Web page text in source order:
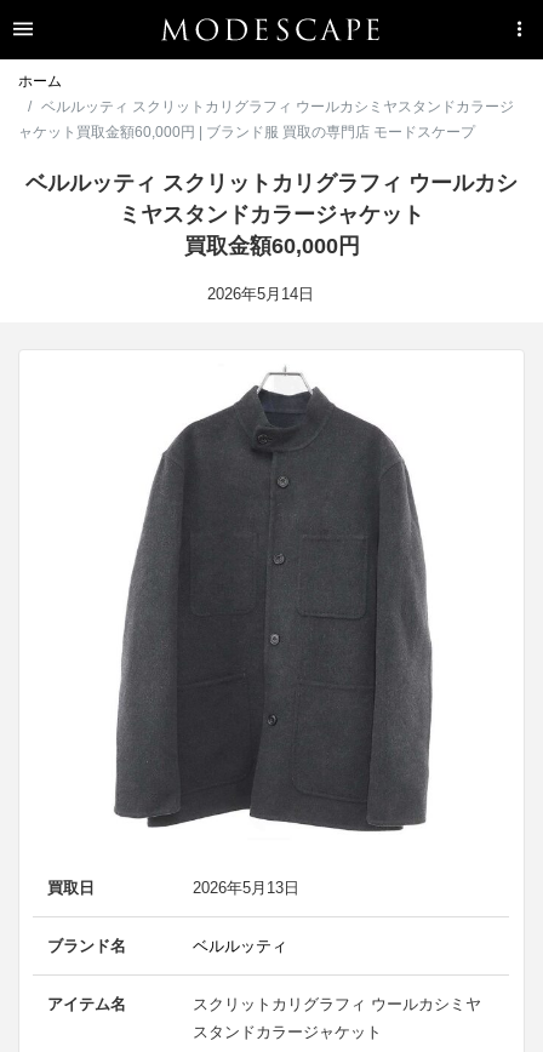
ホーム
ベルルッティ スクリットカリグラフィ ウールカシミヤスタンドカラージ
ャケット買取金額60,000円 | ブランド服 買取の専門店 モードスケープ
ベルルッティ スクリットカリグラフィ ウールカシ
ミヤスタンドカラージャケット
買取金額60,000円
2026年5月14日
買取日 2026年5月13日
ブランド名 ベルルッティ
アイテム名
スクリットカリグラフィ ウールカシミヤ
スタンドカラージャケット